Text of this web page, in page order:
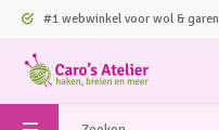
#1 webwinkel voor wol & garen